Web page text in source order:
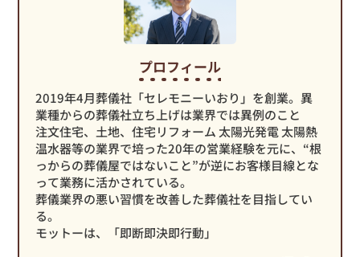
プロフィール
2019年4月葬儀社「セレモニーいおり」を創業。異
業種からの葬儀社立ち上げは業界では異例のこと
注文住宅、土地、住宅リフォーム 太陽光発電 太陽熱
温水器等の業界で培った20年の営業経験を元に、“根
っからの葬儀屋ではないこと”が逆にお客様目線とな
って業務に活かされている。
葬儀業界の悪い習慣を改善した葬儀社を目指してい
る。
モットーは、「即断即決即行動」